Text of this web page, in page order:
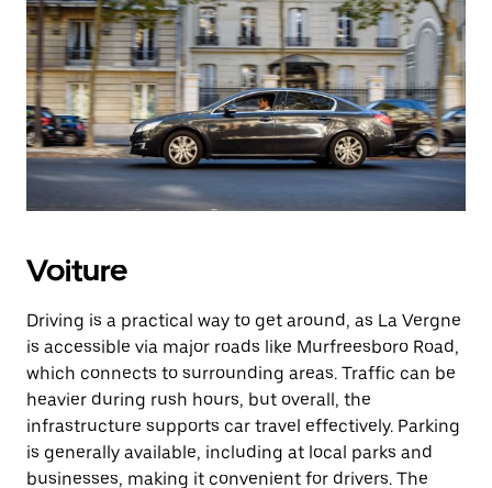
Voiture
Driving is a practical way to get around, as La Vergne
is accessible via major roads like Murfreesboro Road,
which connects to surrounding areas. Traffic can be
heavier during rush hours, but overall, the
infrastructure supports car travel effectively. Parking
is generally available, including at local parks and
businesses, making it convenient for drivers. The